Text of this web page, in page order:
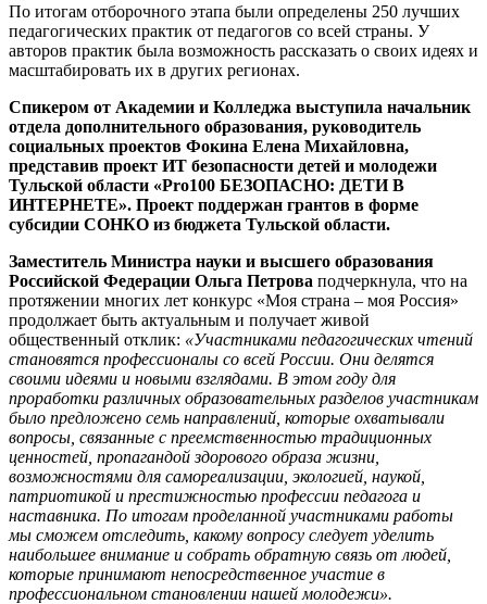
По итогам отборочного этапа были определены 250 лучших
педагогических практик от педагогов со всей страны. У
авторов практик была возможность рассказать о своих идеях и
масштабировать их в других регионах.
Спикером от Академии и Колледжа выступила начальник
отдела дополнительного образования, руководитель
социальных проектов Фокина Елена Михайловна,
представив проект ИТ безопасности детей и молодежи
Тульской области «Pro100 БЕЗОПАСНО: ДЕТИ В
ИНТЕРНЕТЕ». Проект поддержан грантов в форме
субсидии СОНКО из бюджета Тульской области.
Заместитель Министра науки и высшего образования
Российской Федерации Ольга Петрова подчеркнула, что на
протяжении многих лет конкурс «Моя страна – моя Россия»
продолжает быть актуальным и получает живой
общественный отклик: «Участниками педагогических чтений
становятся профессионалы со всей России. Они делятся
своими идеями и новыми взглядами. В этом году для
проработки различных образовательных разделов участникам
было предложено семь направлений, которые охватывали
вопросы, связанные с преемственностью традиционных
ценностей, пропагандой здорового образа жизни,
возможностями для самореализации, экологией, наукой,
патриотикой и престижностью профессии педагога и
наставника. По итогам проделанной участниками работы
мы сможем отследить, какому вопросу следует уделить
наибольшее внимание и собрать обратную связь от людей,
которые принимают непосредственное участие в
профессиональном становлении нашей молодежи».